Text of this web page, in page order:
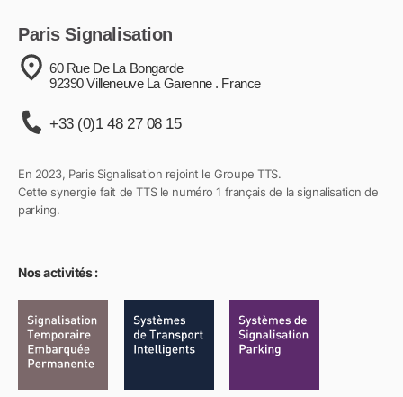
Paris Signalisation
60 Rue De La Bongarde
92390 Villeneuve La Garenne . France
+33 (0)1 48 27 08 15
En 2023, Paris Signalisation rejoint le Groupe TTS.
Cette synergie fait de TTS le numéro 1 français de la signalisation de
parking.
Nos activités :